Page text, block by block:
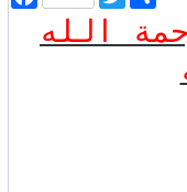
a
e
w
t
ن
ش
ر
الله